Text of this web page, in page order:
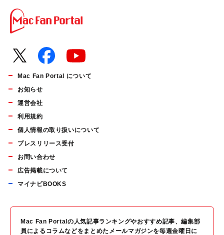
Mac Fan Portal について
お知らせ
運営会社
利用規約
個人情報の取り扱いについて
プレスリリース受付
お問い合わせ
広告掲載について
マイナビBOOKS
Mac Fan Portalの人気記事ランキングやおすすめ記事、編集部
員によるコラムなどをまとめたメールマガジンを毎週金曜日に